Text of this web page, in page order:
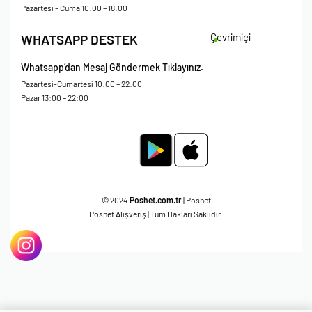
Mesafeli Satış Sözleşmesi
Pazartesi – Cuma 10:00 – 18:00
WHATSAPP DESTEK Çevrimiçi
Whatsapp’dan Mesaj Göndermek Tıklayınız.
Pazartesi-Cumartesi 10:00 – 22:00
Pazar 13:00 – 22:00
© 2024 Poshet.com.tr| Poshet
Poshet Alışveriş | Tüm Hakları Saklıdır.